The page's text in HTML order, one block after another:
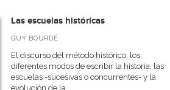
Las escuelas históricas
GUY BOURDÉ
El discurso del método histórico, los
diferentes modos de escribir la historia, las
escuelas -sucesivas o concurrentes- y la
evolución de la...